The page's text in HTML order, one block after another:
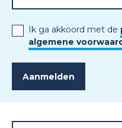
Ik ga akkoord met de
algemene